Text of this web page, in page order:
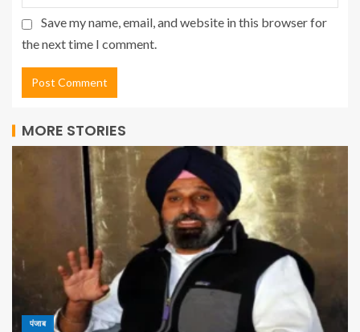
Save my name, email, and website in this browser for
the next time I comment.
MORE STORIES
पंजाब